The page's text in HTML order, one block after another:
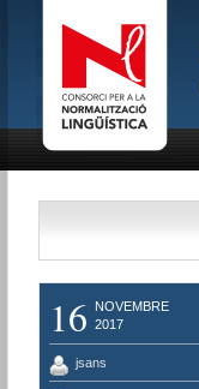
16
NOVEMBRE
2017
jsans